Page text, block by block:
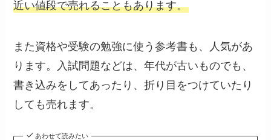
近い値段で売れることもあります。
また資格や受験の勉強に使う参考書も、人気があ
ります。入試問題などは、年代が古いものでも、
書き込みをしてあったり、折り目をつけていたり
しても売れます。
あわせて読みたい